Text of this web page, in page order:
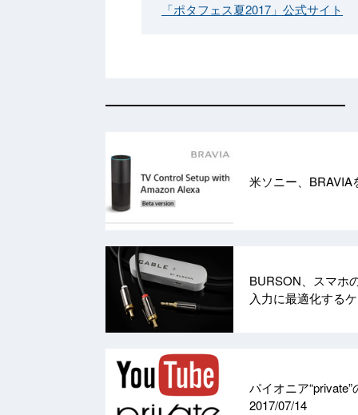
「ポタフェス夏2017」公式サイト
米ソニー、
BURSON、スマホ
入力に最適化する
パイオニア
2017/07/14